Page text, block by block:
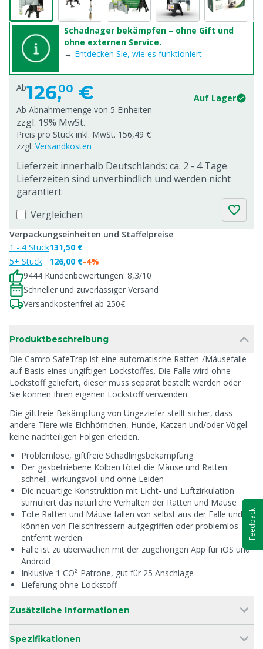
Schadnager bekämpfen – ohne Gift und
ohne externen Service.
→ Entdecken Sie, wie es funktioniert
Ab126,00 €
Auf Lager
Ab Abnahmemenge von 5 Einheiten
zzgl. 19% MwSt.
Preis pro Stück inkl. MwSt. 156,49 €
zzgl. Versandkosten
Lieferzeit innerhalb Deutschlands: ca. 2 - 4 Tage
Lieferzeiten sind unverbindlich und werden nicht
garantiert
Vergleichen
Verpackungseinheiten und Staffelpreise
1 - 4 Stück
5+ Stück
131,50 €
126,00 €-4%
9444 Kundenbewertungen: 8,3/10
Schneller und zuverlässiger Versand
Versandkostenfrei ab 250€
Produktbeschreibung
Die Camro SafeTrap ist eine automatische Ratten-/Mäusefalle
auf Basis eines ungiftigen Lockstoffes. Die Falle wird ohne
Lockstoff geliefert, dieser muss separat bestellt werden oder
Sie können Ihren eigenen Lockstoff verwenden.
Die giftfreie Bekämpfung von Ungeziefer stellt sicher, dass
andere Tiere wie Eichhörnchen, Hunde, Katzen und/oder Vögel
keine nachteiligen Folgen erleiden.
Problemlose, giftfreie Schädlingsbekämpfung
Der gasbetriebene Kolben tötet die Mäuse und Ratten
schnell, wirkungsvoll und ohne Leiden
Die neuartige Konstruktion mit Licht- und Luftzirkulation
stimuliert das natürliche Verhalten der Ratten und Mäuse
Tote Ratten und Mäuse fallen von selbst aus der Falle und
können von Fleischfressern aufgegriffen oder problemlos
entfernt werden
Falle ist zu überwachen mit der zugehörigen App für iOS und
Android
Inklusive 1 CO²-Patrone, gut für 25 Anschläge
Lieferung ohne Lockstoff
Zusätzliche Informationen
Spezifikationen
Feedback